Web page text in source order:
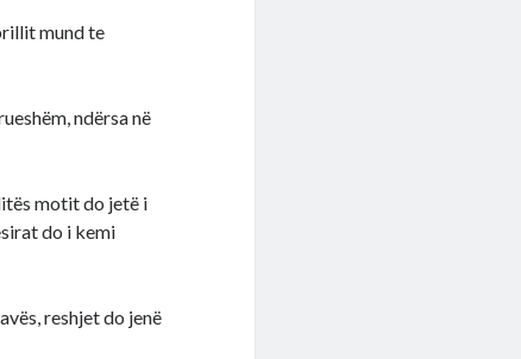
mund te
ndërsa në
motit do jetë i
do i kemi
reshjet do jenë